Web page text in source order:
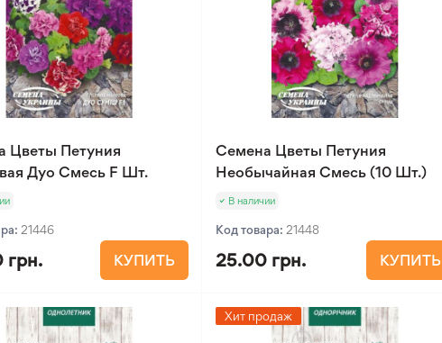
Цветы Петуния
Дуо Смесь F Шт.
21446
грн. КУПИТЬ
Семена Цветы Петуния
Необычайная Смесь (10 Шт.)
В наличии
Код товара: 21448
25.00 грн. КУПИТЬ
Хит продаж